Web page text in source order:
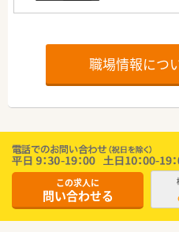
職場情報につ
この求人に
問い合わせる